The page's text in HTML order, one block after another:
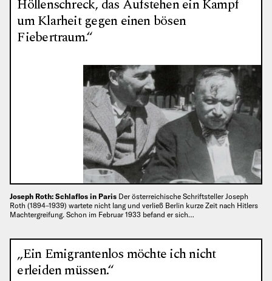
Höllenschreck, das Aufstehen ein Kampf
um Klarheit gegen einen bösen
Fiebertraum.“
Joseph Roth: Schlaflos in Paris Der österreichische Schriftsteller Joseph
Roth (1894–1939) wartete nicht lang und verließ Berlin kurze Zeit nach Hitlers
Machtergreifung. Schon im Februar 1933 befand er sich…
„Ein Emigrantenlos möchte ich nicht
erleiden müssen.“